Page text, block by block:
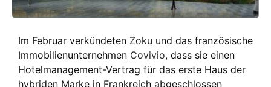
Im Februar verkündeten Zoku und das französische
Immobilienunternehmen Covivio, dass sie einen
Hotelmanagement-Vertrag für das erste Haus der
hybriden Marke in Frankreich abgeschlossen